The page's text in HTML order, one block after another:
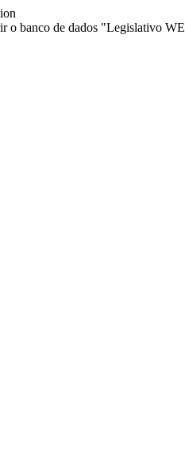
o banco de dados "Legislativo